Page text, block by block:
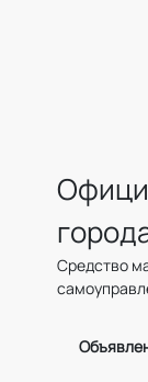
Средство